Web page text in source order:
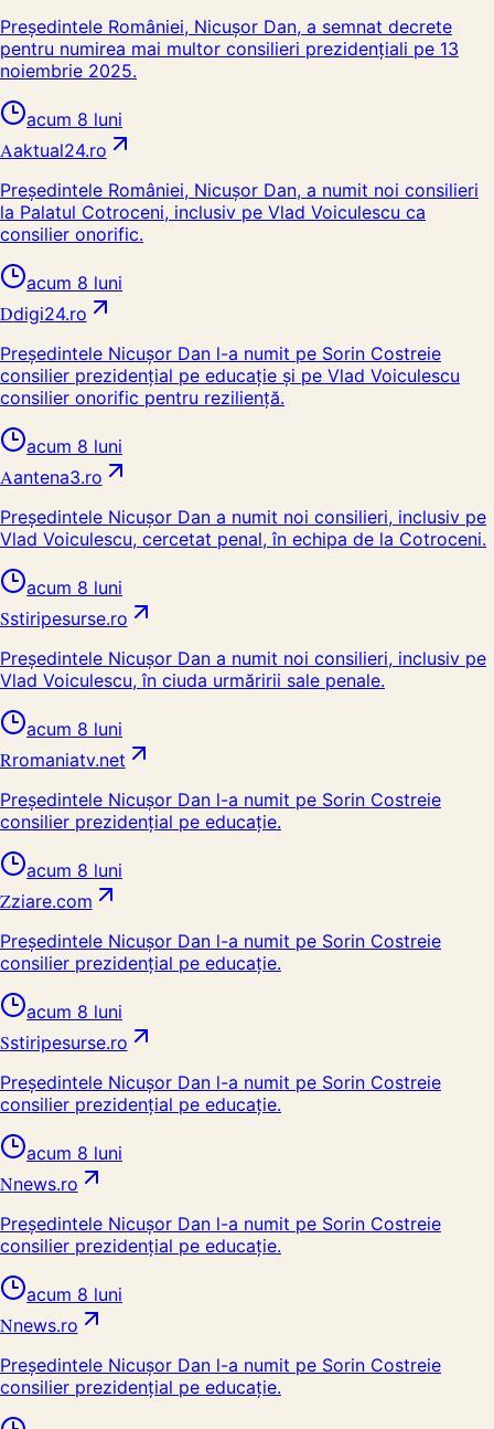
Președintele României, Nicușor Dan, a semnat decrete
pentru numirea mai multor consilieri prezidențiali pe 13
noiembrie 2025.
acum 8 luni
Aaktual24.ro
Președintele României, Nicușor Dan, a numit noi consilieri
la Palatul Cotroceni, inclusiv pe Vlad Voiculescu ca
consilier onorific.
acum 8 luni
Ddigi24.ro
Președintele Nicușor Dan l-a numit pe Sorin Costreie
consilier prezidențial pe educație și pe Vlad Voiculescu
consilier onorific pentru reziliență.
acum 8 luni
Aantena3.ro
Președintele Nicușor Dan a numit noi consilieri, inclusiv pe
Vlad Voiculescu, cercetat penal, în echipa de la Cotroceni.
acum 8 luni
Sstiripesurse.ro
Președintele Nicușor Dan a numit noi consilieri, inclusiv pe
Vlad Voiculescu, în ciuda urmăririi sale penale.
acum 8 luni
Rromaniatv.net
Președintele Nicușor Dan l-a numit pe Sorin Costreie
consilier prezidențial pe educație.
acum 8 luni
Zziare.com
Președintele Nicușor Dan l-a numit pe Sorin Costreie
consilier prezidențial pe educație.
acum 8 luni
Sstiripesurse.ro
Președintele Nicușor Dan l-a numit pe Sorin Costreie
consilier prezidențial pe educație.
acum 8 luni
Nnews.ro
Președintele Nicușor Dan l-a numit pe Sorin Costreie
consilier prezidențial pe educație.
acum 8 luni
Nnews.ro
Președintele Nicușor Dan l-a numit pe Sorin Costreie
consilier prezidențial pe educație.